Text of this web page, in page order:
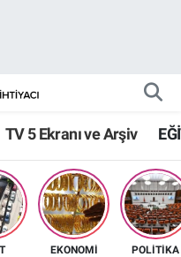
TV 5 Ekranı ve Arşiv
EKONOMİ POLİTİKA